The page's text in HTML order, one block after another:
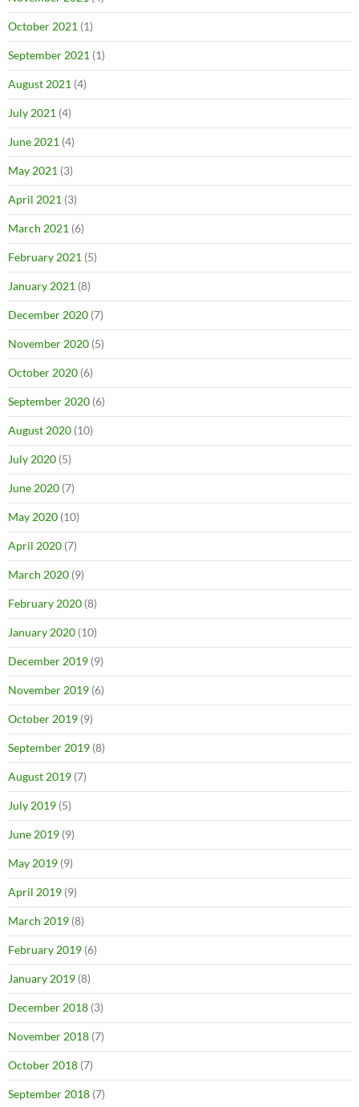
October 2021 (1)
September 2021 (1)
August 2021 (4)
July 2021 (4)
June 2021 (4)
May 2021 (3)
April 2021 (3)
March 2021 (6)
February 2021 (5)
January 2021 (8)
December 2020 (7)
November 2020 (5)
October 2020 (6)
September 2020 (6)
August 2020 (10)
July 2020 (5)
June 2020 (7)
May 2020 (10)
April 2020 (7)
March 2020 (9)
February 2020 (8)
January 2020 (10)
December 2019 (9)
November 2019 (6)
October 2019 (9)
September 2019 (8)
August 2019 (7)
July 2019 (5)
June 2019 (9)
May 2019 (9)
April 2019 (9)
March 2019 (8)
February 2019 (6)
January 2019 (8)
December 2018 (3)
November 2018 (7)
October 2018 (7)
September 2018 (7)